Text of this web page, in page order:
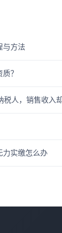
与方法
？
人，销售收入
力实缴怎么办